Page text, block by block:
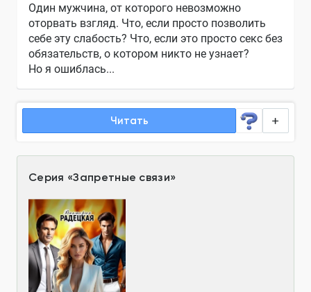
Один мужчина, от которого невозможно
оторвать взгляд. Что, если просто позволить
себе эту слабость? Что, если это просто секс без
обязательств, о котором никто не узнает?
Но я ошиблась...
Читать
Серия «Запретные связи»